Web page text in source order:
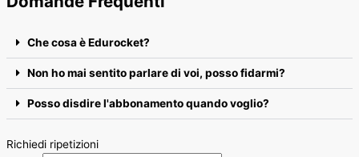
Che cosa è Edurocket?
Non ho mai sentito parlare di voi, posso fidarmi?
Posso disdire l'abbonamento quando voglio?
Richiedi ripetizioni